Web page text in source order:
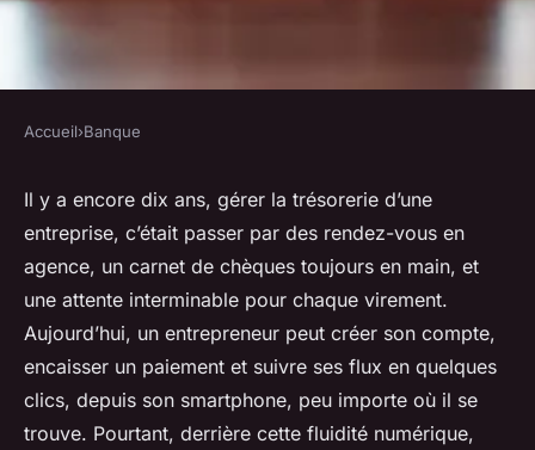
Configurer un compte
bancaire professionnel : 7
étapes cruciales
Corneille•15/04/2026 09:20•9 min de lecture
Accueil›Banque
Il y a encore dix ans, gérer la trésorerie d’une
entreprise, c’était passer par des rendez-vous en
agence, un carnet de chèques toujours en main, et
une attente interminable pour chaque virement.
Aujourd’hui, un entrepreneur peut créer son compte,
encaisser un paiement et suivre ses flux en quelques
clics, depuis son smartphone, peu importe où il se
trouve. Pourtant, derrière cette fluidité numérique,